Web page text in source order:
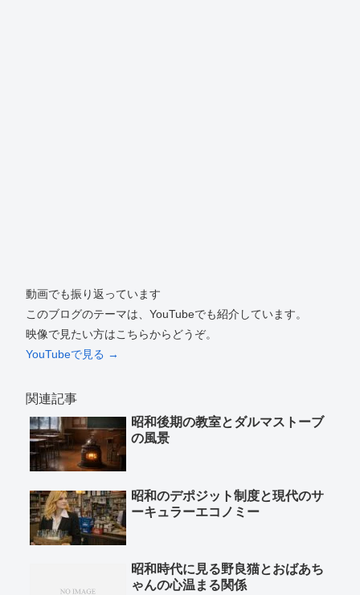
動画でも振り返っています
このブログのテーマは、YouTubeでも紹介しています。
映像で見たい方はこちらからどうぞ。
YouTubeで見る →
関連記事
昭和後期の教室とダルマストーブ
の風景
昭和のデポジット制度と現代のサ
ーキュラーエコノミー
昭和時代に見る野良猫とおばあち
ゃんの心温まる関係